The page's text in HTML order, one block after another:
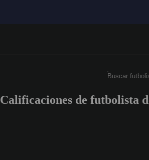
Ingresa
Calificaciones de futbolista